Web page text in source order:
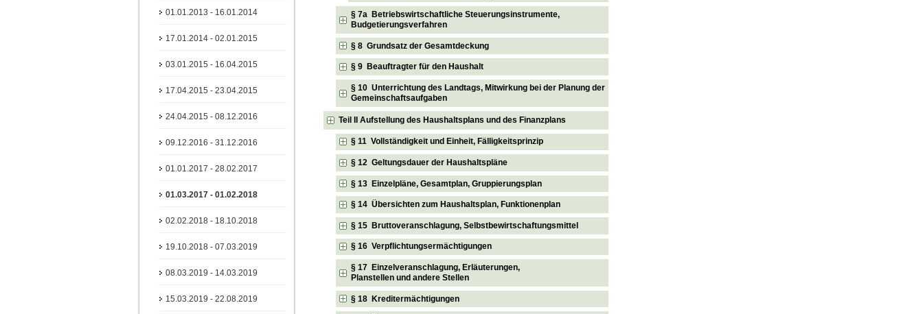
01.01.2013 - 16.01.2014
17.01.2014 - 02.01.2015
03.01.2015 - 16.04.2015
17.04.2015 - 23.04.2015
24.04.2015 - 08.12.2016
09.12.2016 - 31.12.2016
01.01.2017 - 28.02.2017
01.03.2017 - 01.02.2018
02.02.2018 - 18.10.2018
19.10.2018 - 07.03.2019
08.03.2019 - 14.03.2019
15.03.2019 - 22.08.2019
§ 7a Betriebswirtschaftliche Steuerungsinstrumente,
Budgetierungsverfahren
§ 8 Grundsatz der Gesamtdeckung
§ 9 Beauftragter für den Haushalt
§ 10 Unterrichtung des Landtags, Mitwirkung bei der Planung der
Gemeinschaftsaufgaben
Teil II Aufstellung des Haushaltsplans und des Finanzplans
§ 11 Vollständigkeit und Einheit, Fälligkeitsprinzip
§ 12 Geltungsdauer der Haushaltspläne
§ 13 Einzelpläne, Gesamtplan, Gruppierungsplan
§ 14 Übersichten zum Haushaltsplan, Funktionenplan
§ 15 Bruttoveranschlagung, Selbstbewirtschaftungsmittel
§ 16 Verpflichtungsermächtigungen
§ 17 Einzelveranschlagung, Erläuterungen,
Planstellen und andere Stellen
§ 18 Kreditermächtigungen